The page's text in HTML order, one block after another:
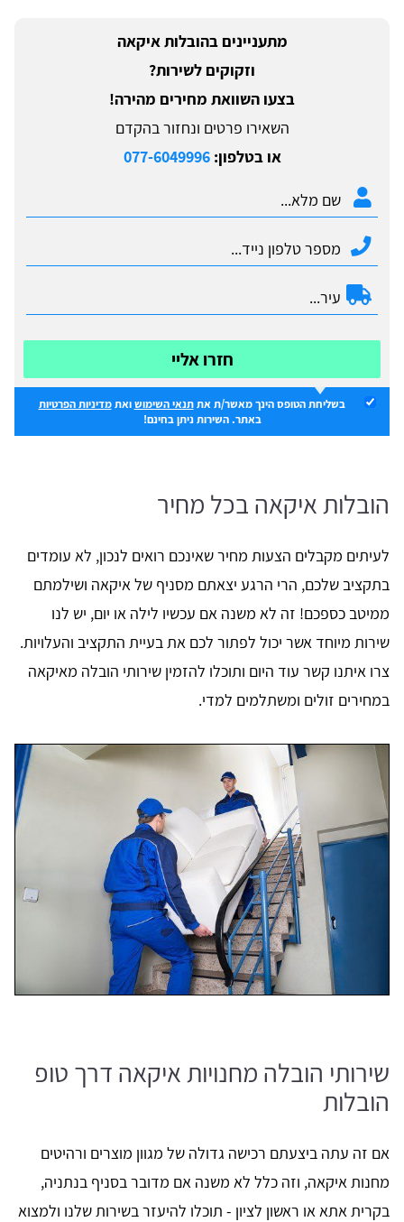
מתעניינים בהובלות איקאה
וזקוקים לשירות?
בצעו השוואת מחירים מהירה!
השאירו פרטים ונחזור בהקדם
או בטלפון:077-6049996
חזרו אליי
בשליחת הטופס הינך מאשר/ת אתתנאי השימושואתמדיניות הפרטיות
באתר. השירות ניתן בחינם!
הובלות איקאה בכל מחיר
לעיתים מקבלים הצעות מחיר שאינכם רואים לנכון, לא עומדים
בתקציב שלכם, הרי הרגע יצאתם מסניף של איקאה ושילמתם
ממיטב כספכם! זה לא משנה אם עכשיו לילה או יום, יש לנו
שירות מיוחד אשר יכול לפתור לכם את בעיית התקציב והעלויות.
צרו איתנו קשר עוד היום ותוכלו להזמין שירותי הובלה מאיקאה
במחירים זולים ומשתלמים למדי.
שירותי הובלה מחנויות איקאה דרך טופ
הובלות
אם זה עתה ביצעתם רכישה גדולה של מגוון מוצרים ורהיטים
מחנות איקאה, וזה כלל לא משנה אם מדובר בסניף בנתניה,
בקרית אתא או ראשון לציון - תוכלו להיעזר בשירות שלנו ולמצוא